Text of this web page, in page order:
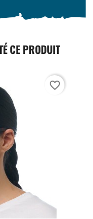
CE PRODUIT
favorite_border